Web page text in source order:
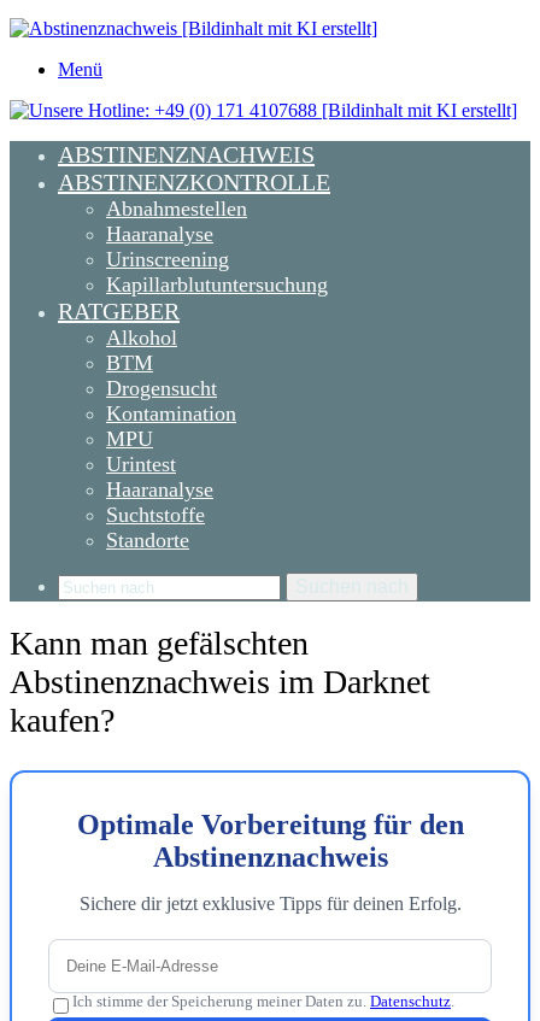
Menü
ABSTINENZNACHWEIS
ABSTINENZKONTROLLE
Abnahmestellen
Haaranalyse
Urinscreening
Kapillarblutuntersuchung
RATGEBER
Alkohol
BTM
Drogensucht
Kontamination
MPU
Urintest
Haaranalyse
Suchtstoffe
Standorte
Kann man gefälschten
Abstinenznachweis im Darknet
kaufen?
Optimale Vorbereitung für den
Abstinenznachweis
Sichere dir jetzt exklusive Tipps für deinen Erfolg.
Ich stimme der Speicherung meiner Daten zu. Datenschutz